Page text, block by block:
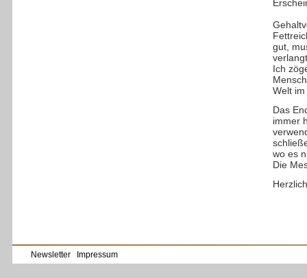
gut,
Ich
Welt
Das
immer
wo es
Die
Newsletter Impressum